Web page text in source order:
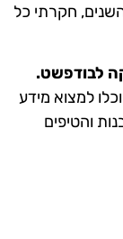
חקרתי כל
לבודפשט.
למצוא מידע
והטיפים